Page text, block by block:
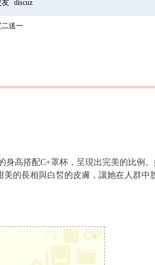
友 discuz
二送一
高搭配C+罩杯，呈現出完美的比例
的長相與白皙的皮膚，讓她在人群中
×